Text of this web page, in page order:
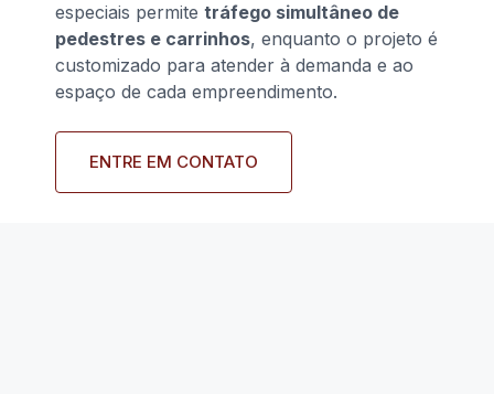
especiais permite tráfego simultâneo de
pedestres e carrinhos, enquanto o projeto é
customizado para atender à demanda e ao
espaço de cada empreendimento.
ENTRE EM CONTATO